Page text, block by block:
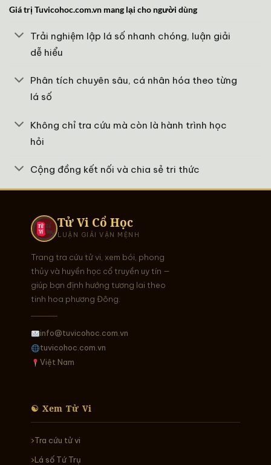
Giá trị Tuvicohoc.com.vn mang lại cho người dùng
Trải nghiệm lập lá số nhanh chóng, luận giải
dễ hiểu
Phân tích chuyên sâu, cá nhân hóa theo từng
lá số
Không chỉ tra cứu mà còn là hành trình học
hỏi
Cộng đồng kết nối và chia sẻ tri thức
Tử Vi Cổ Học
LUẬN GIẢI VẬN MỆNH
Trang tra cứu tử vi, xem bói, phong
thủy và huyền học cổ truyền uy tín —
giúp bạn định hướng tương lai theo
tinh hoa phương Đông.
info@tuvicohoc.com.vn
tuvicohoc.com.vn
Việt Nam
☯ Xem Tử Vi
Tra cứu tử vi
Lá số Tứ Trụ